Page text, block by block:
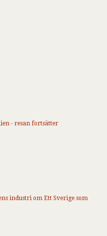
- resan fortsätter
industri om Ett Sverige som